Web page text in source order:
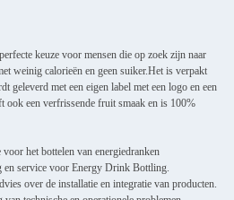
keuze voor mensen die op zoek zijn naar
weinig calorieën en geen suiker.Het is verpakt
geleverd met een eigen label met een logo en een
ook een verfrissende fruit smaak en is 100%
het bottelen van energiedranken
en service voor Energy Drink Bottling.
over de installatie en integratie van producten.